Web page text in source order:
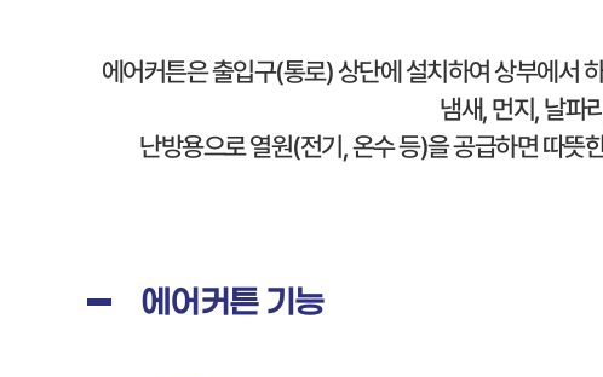
에어커튼은 출입구(통로) 상단에 설치하여 상부에서
냄새, 먼지, 날파
난방용으로 열원(전기, 온수 등)을 공급하면 따뜻
에어커튼 기능